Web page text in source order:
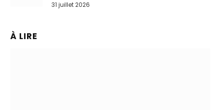
31 juillet 2026
À LIRE